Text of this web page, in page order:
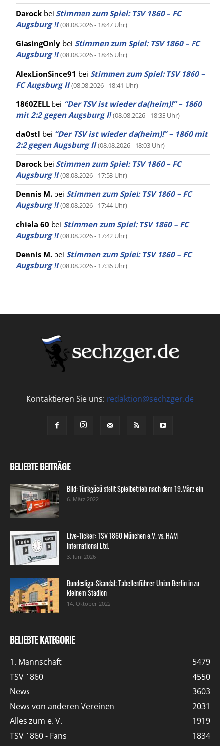
Darock bei Stimmen zum Spiel: TSV 1860 – FC
Augsburg II (08.08.2026 - 18:47 Uhr)
GiasingOnly bei Stimmen zum Spiel: TSV 1860 – FC
Augsburg II (08.08.2026 - 18:46 Uhr)
AlexLionSince91 bei Stimmen zum Spiel: TSV 1860 –
FC Augsburg II (08.08.2026 - 18:41 Uhr)
1860ZELL bei “Der TSV ist wieder da(heim)!” – 1860
mit 2:2 gegen Augsburg II (08.08.2026 - 18:33 Uhr)
daOstl bei “Der TSV ist wieder da(heim)!” – 1860 mit
2:2 gegen Augsburg II (08.08.2026 - 18:03 Uhr)
Darock bei Stimmen zum Spiel: TSV 1860 – FC
Augsburg II (08.08.2026 - 17:53 Uhr)
Dennis M. bei Stimmen zum Spiel: TSV 1860 – FC
Augsburg II (08.08.2026 - 17:44 Uhr)
chiela 60 bei Stimmen zum Spiel: TSV 1860 – FC
Augsburg II (08.08.2026 - 17:42 Uhr)
Dennis M. bei Stimmen zum Spiel: TSV 1860 – FC
Augsburg II (08.08.2026 - 17:36 Uhr)
Kontaktieren Sie uns: redaktion@sechzger.de
BELIEBTE BEITRÄGE
Bild: Türkgücü stellt Spielbetrieb nach dem 19.März ein
6. März 2022
Live-Ticker: TSV 1860 München e.V. vs. HAM
International Ltd.
3. Juni 2026
Bundesliga-Skandal: Tabellenführer Union Berlin in zu
kleinem Stadion
14. Oktober 2022
BELIEBTE KATEGORIE
1. Mannschaft
5479
TSV 1860
4550
News
3603
News von anderen Vereinen
2031
Alles zum e. V.
1919
TSV 1860 - Fans
1834